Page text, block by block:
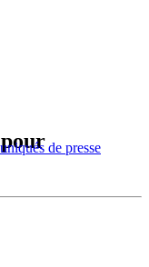
de presse